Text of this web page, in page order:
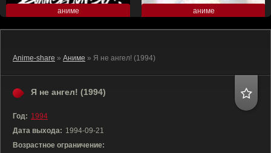
аниме аниме
Anime-share » Аниме » Я не ангел! (1994)
Я не ангел! (1994)
Год: 1994
Дата выхода: 1994-09-21
Возрастное ограничение: